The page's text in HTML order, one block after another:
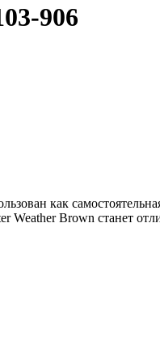
906
как
Weather Brown станет